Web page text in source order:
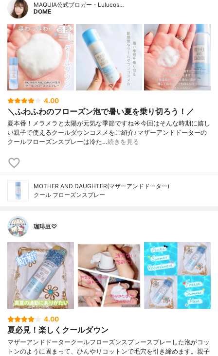
MAQUIA公式ブロガー・Lulucos…
DOME
4.00
＼ふわふわのフローズン泡で暑い夏を乗り切ろう！／
夏本番！メラメラと太陽が元気な季節ですね☀️今回はそんな時期に嬉し
い親子で使えるクールダウンコスメをご紹介♪マザーアンドドーターの
クールフローズンスプレーは冷た…続きを見る
MOTHER AND DAUGHTER(マザーアンドドーター)
クール フローズンスプレー
珈琲豆♡
4.00
夏必見！楽しくクールダウン
マザーアンドドータークールフローズンスプレースプレーした泡がコッ
トンのように固まって、ひんやりコットンで毛穴を引き締めます。親子